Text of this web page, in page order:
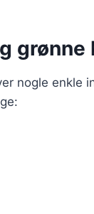
grønne
nogle enkle